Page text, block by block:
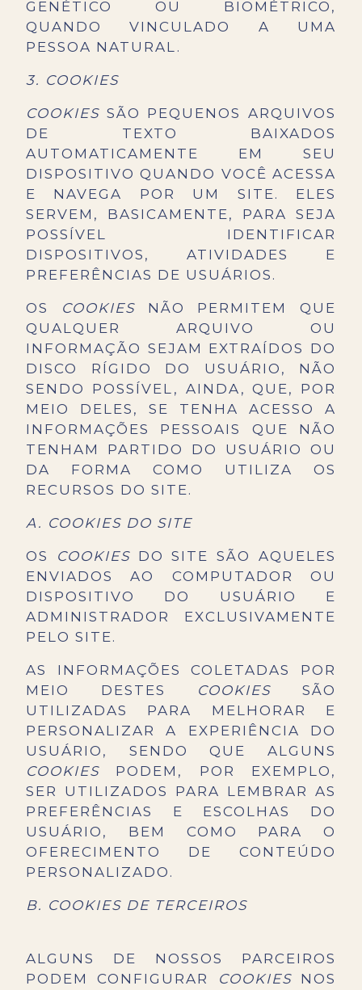
GENÉTICO OU BIOMÉTRICO,
QUANDO VINCULADO A UMA
PESSOA NATURAL.
3. COOKIES
COOKIES SÃO PEQUENOS ARQUIVOS
DE TEXTO BAIXADOS
AUTOMATICAMENTE EM SEU
DISPOSITIVO QUANDO VOCÊ ACESSA
E NAVEGA POR UM SITE. ELES
SERVEM, BASICAMENTE, PARA SEJA
POSSÍVEL IDENTIFICAR
DISPOSITIVOS, ATIVIDADES E
PREFERÊNCIAS DE USUÁRIOS.
OS COOKIESNÃO PERMITEM QUE
QUALQUER ARQUIVO OU
INFORMAÇÃO SEJAM EXTRAÍDOS DO
DISCO RÍGIDO DO USUÁRIO, NÃO
SENDO POSSÍVEL, AINDA, QUE, POR
MEIO DELES, SE TENHA ACESSO A
INFORMAÇÕES PESSOAIS QUE NÃO
TENHAM PARTIDO DO USUÁRIO OU
DA FORMA COMO UTILIZA OS
RECURSOS DO SITE.
A. COOKIES DO SITE
OS COOKIESDO SITE SÃO AQUELES
ENVIADOS AO COMPUTADOR OU
DISPOSITIVO DO USUÁRIO E
ADMINISTRADOR EXCLUSIVAMENTE
PELO SITE.
AS INFORMAÇÕES COLETADAS POR
MEIO DESTES COOKIES SÃO
UTILIZADAS PARA MELHORAR E
PERSONALIZAR A EXPERIÊNCIA DO
USUÁRIO, SENDO QUE ALGUNS
COOKIES PODEM, POR EXEMPLO,
SER UTILIZADOS PARA LEMBRAR AS
PREFERÊNCIAS E ESCOLHAS DO
USUÁRIO, BEM COMO PARA O
OFERECIMENTO DE CONTEÚDO
PERSONALIZADO.
B. COOKIES DE TERCEIROS
ALGUNS DE NOSSOS PARCEIROS
PODEM CONFIGURAR
COOKIESNOS